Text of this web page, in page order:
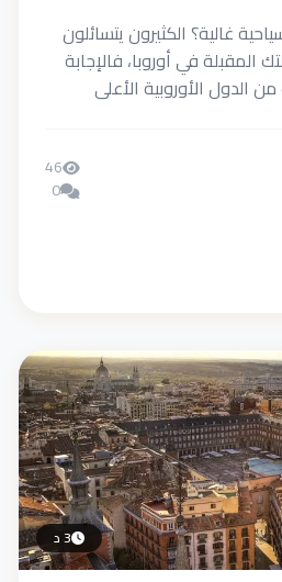
غالية؟ الكثيرون يتسائلون
المقبلة في أوروبا، فالإجابة
الدول الأوروبية الأعلى
46
0
3 د